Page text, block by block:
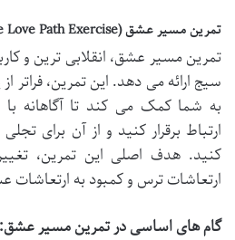
تمرین مسیر عشق (The Love Path Exercise): یک تحول درونی
تمرین مسیر عشق، انقلابی ترین و
سیج ارائه می دهد. این تمرین،
به شما کمک می کند تا آگاهانه
ارتباط برقرار کنید و از آن برای
کنید. هدف اصلی این تمرین،
ارتعاشات ترس و کمبود به ارتعاشات
گام های اساسی در تمرین مسیر عشق: